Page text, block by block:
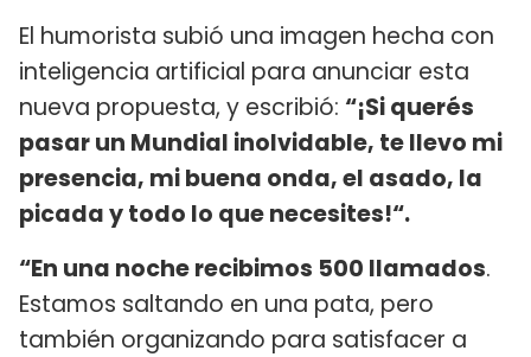
El humorista subió una imagen hecha con
inteligencia artificial para anunciar esta
nueva propuesta, y escribió: “¡Si querés
pasar un Mundial inolvidable, te llevo mi
presencia, mi buena onda, el asado, la
picada y todo lo que necesites!“.
“En una noche recibimos 500 llamados.
Estamos saltando en una pata, pero
también organizando para satisfacer a